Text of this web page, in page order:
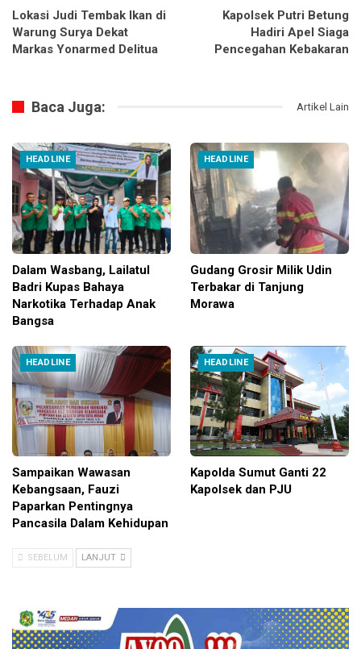
Lokasi Judi Tembak Ikan di
Warung Surya Dekat
Markas Yonarmed Delitua
Kapolsek Putri Betung
Hadiri Apel Siaga
Pencegahan Kebakaran
Baca Juga: Artikel Lain
HEADLINE
Dalam Wasbang, Lailatul
Badri Kupas Bahaya
Narkotika Terhadap Anak
Bangsa
HEADLINE
Gudang Grosir Milik Udin
Terbakar di Tanjung
Morawa
HEADLINE
Sampaikan Wawasan
Kebangsaan, Fauzi
Paparkan Pentingnya
Pancasila Dalam Kehidupan
HEADLINE
Kapolda Sumut Ganti 22
Kapolsek dan PJU
SEBELUM LANJUT